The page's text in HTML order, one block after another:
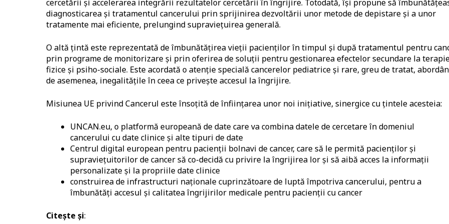
cercetării și accelerarea integrării rezultatelor cercetării în îngrijire. Totodată, îşi propune să
diagnosticarea și tratamentul cancerului prin sprijinirea dezvoltării unor metode de depistare și a unor
tratamente mai eficiente, prelungind supraviețuirea generală.
O altă ţintă este reprezentată de îmbunătățirea vieţii pacienților în timpul și după tratamentul pentru
prin programe de monitorizare și prin oferirea de soluții pentru gestionarea efectelor secundare la
fizice și psiho-sociale. Este acordată o atenție specială cancerelor pediatrice și rare, greu de tratat,
de asemenea, inegalitățile în ceea ce privește accesul la îngrijire.
Misiunea UE privind Cancerul este însoţită de înfiinţarea unor noi iniţiative, sinergice cu ţintele acesteia:
UNCAN.eu, o platformă europeană de date care va combina datele de cercetare în domeniul
cancerului cu date clinice și alte tipuri de date
Centrul digital european pentru pacienții bolnavi de cancer, care să le permită pacienților și
supraviețuitorilor de cancer să co-decidă cu privire la îngrijirea lor și să aibă acces la informații
personalizate și la propriile date clinice
construirea de infrastructuri naționale cuprinzătoare de luptă împotriva cancerului, pentru a
îmbunătăți accesul și calitatea îngrijirilor medicale pentru pacienţii cu cancer
Citeşte şi: